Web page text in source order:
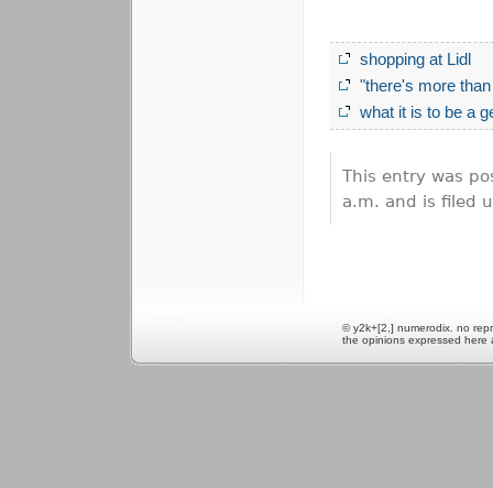
shopping at Lidl
"there's more
what it is to be a
This entry was
a.m. and is filed
© y2k+[2,] numerodix. no
the opinions expressed here